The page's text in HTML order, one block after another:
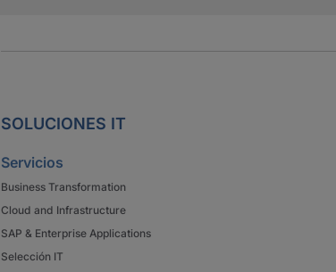
SOLUCIONES IT
Servicios
Business Transformation
Cloud and Infrastructure
SAP & Enterprise Applications
Selección IT